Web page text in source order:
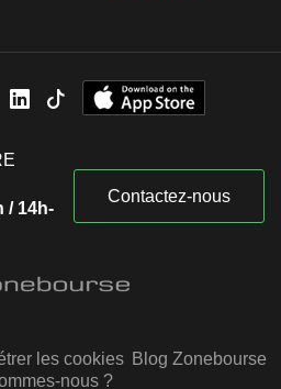
/ 14h-
Contactez-nous
les cookies Blog Zonebourse
nous ?